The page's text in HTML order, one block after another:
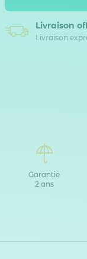
Livraison
Livraison
Garantie
2 ans